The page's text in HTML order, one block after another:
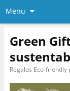
Menu
Green
Regalos Eco-